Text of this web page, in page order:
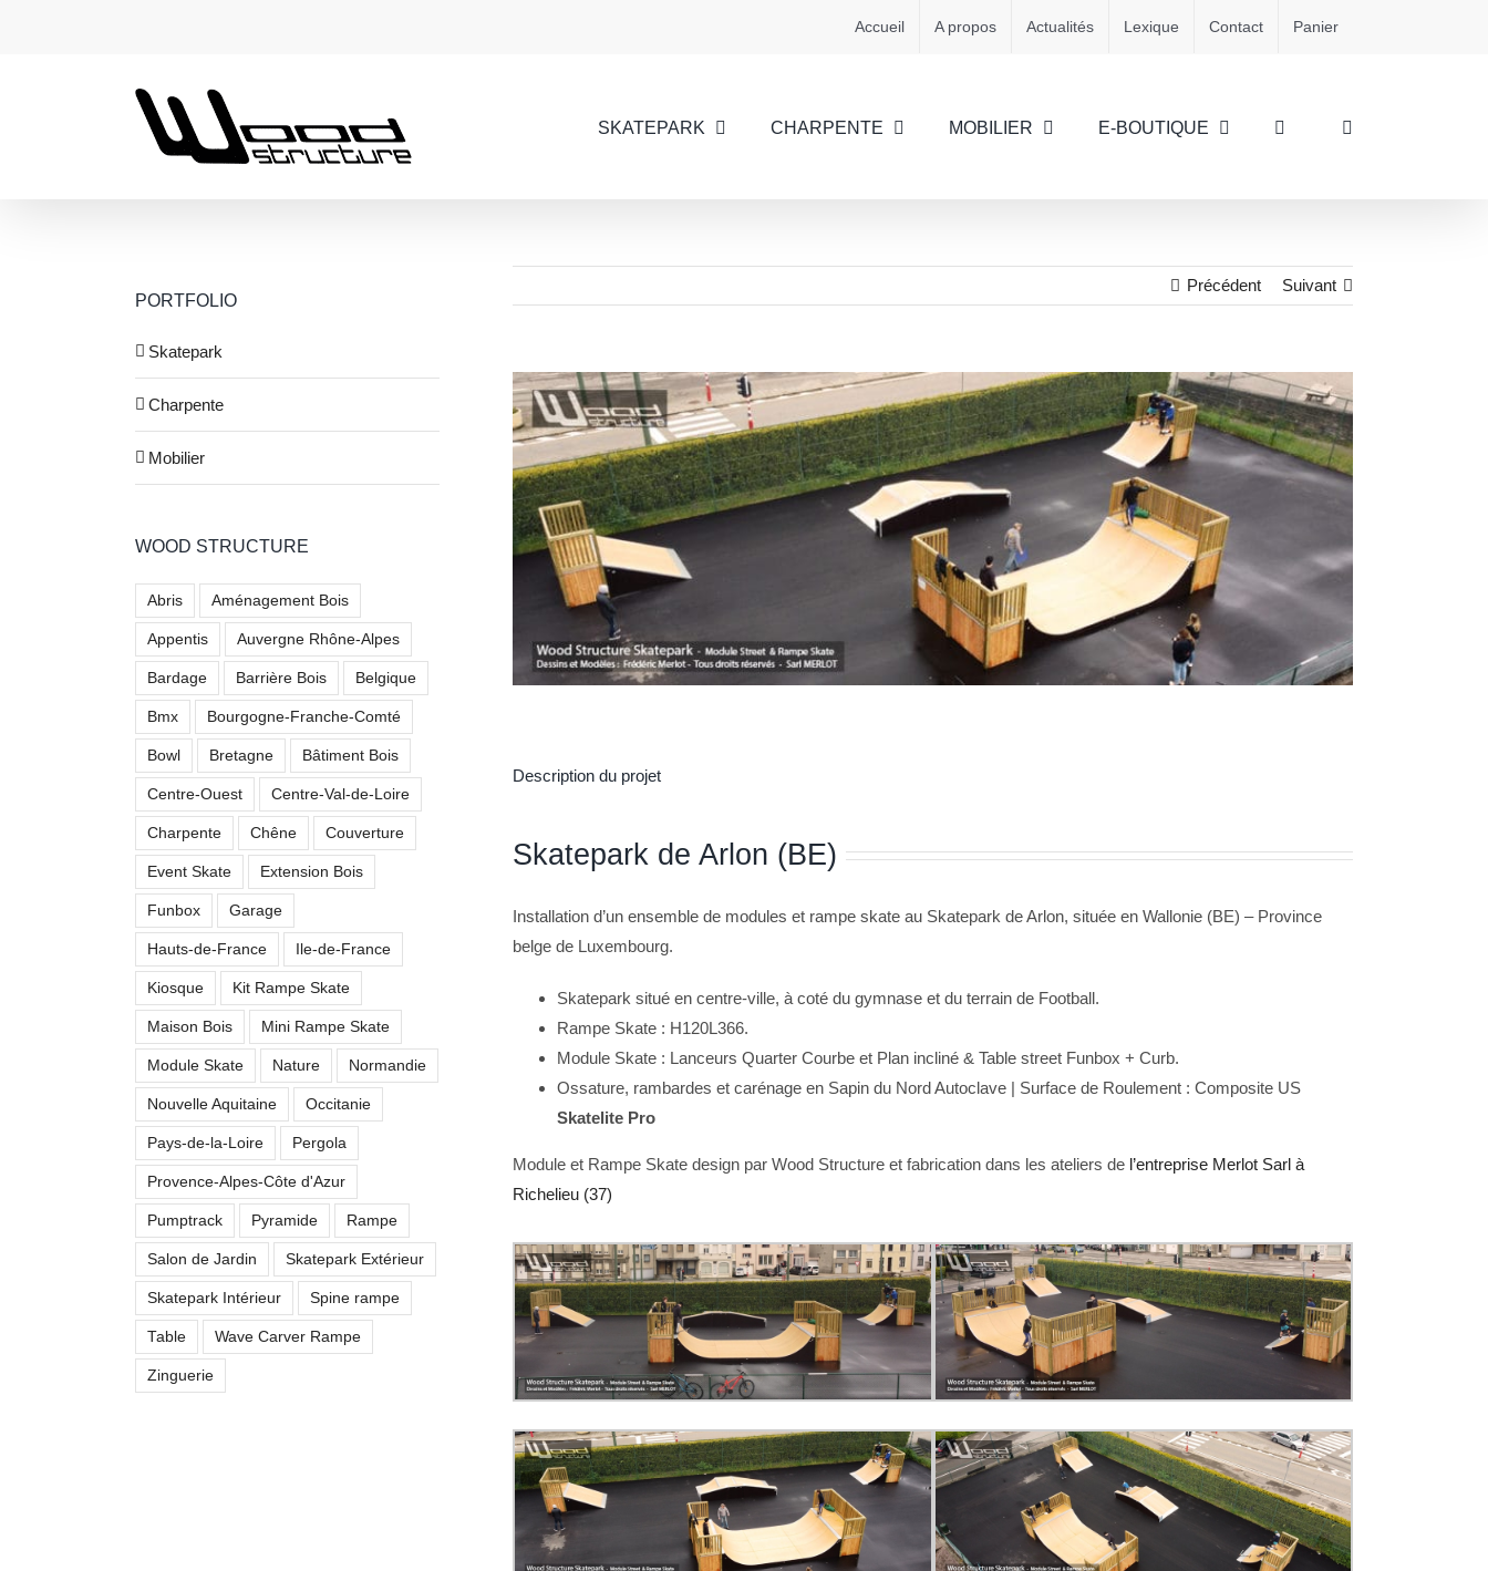
Accueil A propos Actualités Lexique Contact Panier
SKATEPARK CHARPENTE MOBILIER E-BOUTIQUE
Précédent Suivant
View
Larger
Image
Description du projet
Skatepark de Arlon (BE)
Installation d’un ensemble de modules et rampe skate au Skatepark de Arlon, située en Wallonie (BE) – Province
belge de Luxembourg.
Skatepark situé en centre-ville, à coté du gymnase et du terrain de Football.
Rampe Skate : H120L366.
Module Skate : Lanceurs Quarter Courbe et Plan incliné & Table street Funbox + Curb.
Ossature, rambardes et carénage en Sapin du Nord Autoclave | Surface de Roulement : Composite US
Skatelite Pro
Module et Rampe Skate design par Wood Structure et fabrication dans les ateliers de l’entreprise Merlot Sarl à
Richelieu (37)
PORTFOLIO
Skatepark
Charpente
Mobilier
WOOD STRUCTURE
Abris Aménagement Bois
Appentis Auvergne Rhône-Alpes
Bardage Barrière Bois Belgique
Bmx Bourgogne-Franche-Comté
Bowl Bretagne Bâtiment Bois
Centre-Ouest Centre-Val-de-Loire
Charpente Chêne Couverture
Event Skate Extension Bois
Funbox Garage
Hauts-de-France Ile-de-France
Kiosque Kit Rampe Skate
Maison Bois Mini Rampe Skate
Module Skate Nature Normandie
Nouvelle Aquitaine Occitanie
Pays-de-la-Loire Pergola
Provence-Alpes-Côte d'Azur
Pumptrack Pyramide Rampe
Salon de Jardin Skatepark Extérieur
Skatepark Intérieur Spine rampe
Table Wave Carver Rampe
Zinguerie